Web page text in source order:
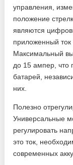
управления,
положение
являются
приложенный
Максимальный
до 15 ампер, что
батарей,
них.
Полезно
Универсальные
регулировать
это ток,
современных